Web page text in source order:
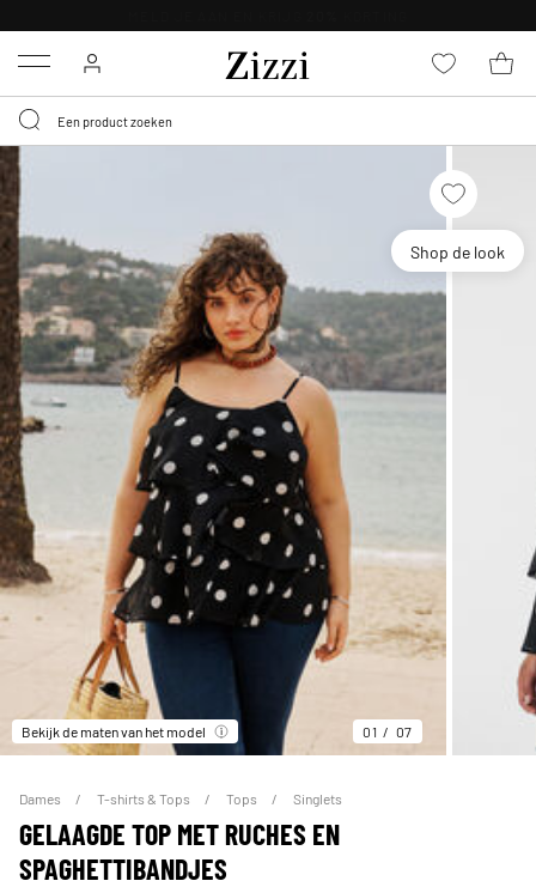
Menu
Shop de look
Bekijk de maten van het model 01 07
Dames T-shirts & Tops Tops Singlets
GELAAGDE TOP MET RUCHES EN
SPAGHETTIBANDJES